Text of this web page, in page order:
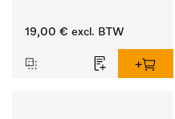
19,00 € excl. BTW